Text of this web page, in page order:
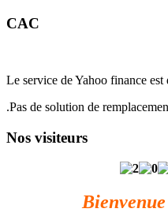
CAC
Le service de Yahoo finance est
.Pas de solution de
Nos visiteurs